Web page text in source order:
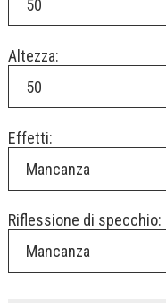
Altezza:
Effetti:
Mancanza
Riflessione di specchio:
Mancanza